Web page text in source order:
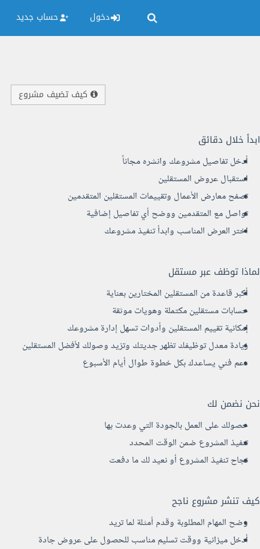
دخول حساب جديد
كيف تضيف مشروع
ابدأ خلال دقائق
أدخل تفاصيل مشروعك وانشره مجاناً
استقبال عروض المستقلين
تصفح معارض الأعمال وتقييمات المستقلين المتقدمين
تواصل مع المتقدمين ووضح أي تفاصيل إضافية
اختر العرض المناسب وابدأ تنفيذ مشروعك
لماذا توظف عبر مستقل
أكبر قاعدة من المستقلين المختارين بعناية
حسابات مستقلين مكتملة وهويات موثقة
إمكانية تقييم المستقلين وأدوات تسهل إدارة مشروعك
زيادة معدل توظيفك تظهر جديتك وتزيد وصولك لأفضل المستقلين
دعم فني يساعدك بكل خطوة طوال أيام الأسبوع
نحن نضمن لك
حصولك على العمل بالجودة التي وعدت بها
تنفيذ المشروع ضمن الوقت المحدد
نجاح تنفيذ المشروع أو نعيد لك ما دفعت
كيف تنشر مشروع ناجح
وضح المهام المطلوبة وقدم أمثلة لما تريد
أدخل ميزانية ووقت تسليم مناسب للحصول على عروض جادة